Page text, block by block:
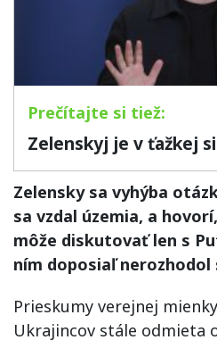
Zelenskyj je v ťažkej
Zelensky sa vyhýba
sa vzdal územia, a
môže diskutovať len s
ním doposiaľ
Prieskumy verejnej
Ukrajincov stále odmieta